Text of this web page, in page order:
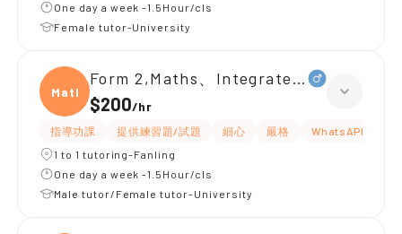
One day a week -1.5Hour/cls
Female tutor-University
Maths
Form 2,Maths、Integrated Science
$200/hr
指導功課 提供練習題/試題 細心 嚴格
WhatsAPP問功課
1 to 1 tutoring-Fanling
One day a week -1.5Hour/cls
Male tutor/Female tutor-University